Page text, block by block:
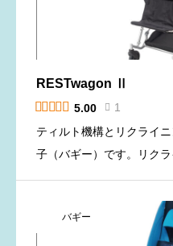
RESTwagon Ⅱ
 5.00  1
ティルト機構とリクライ
子（バギー）です。リク
のエレべーティングを利
た休息姿勢の設定がで […]
バギー